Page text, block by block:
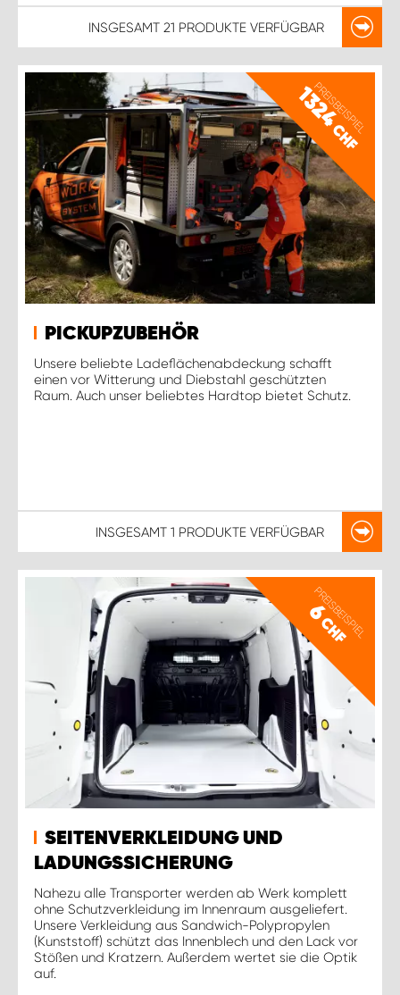
INSGESAMT 21 PRODUKTE VERFÜGBAR
PREISBEISPIEL
1324
CHF
PICKUPZUBEHÖR
Unsere beliebte Ladeflächenabdeckung schafft
einen vor Witterung und Diebstahl geschützten
Raum. Auch unser beliebtes Hardtop bietet Schutz.
INSGESAMT 1 PRODUKTE VERFÜGBAR
PREISBEISPIEL
6
CHF
SEITENVERKLEIDUNG UND
LADUNGSSICHERUNG
Nahezu alle Transporter werden ab Werk komplett
ohne Schutzverkleidung im Innenraum ausgeliefert.
Unsere Verkleidung aus Sandwich-Polypropylen
(Kunststoff) schützt das Innenblech und den Lack vor
Stößen und Kratzern. Außerdem wertet sie die Optik
auf.